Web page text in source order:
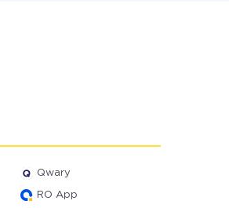
Qwary
RO App